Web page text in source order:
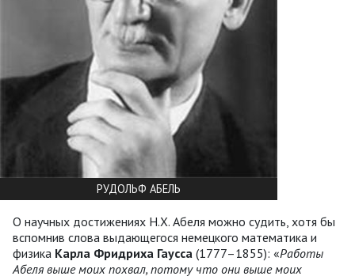
РУДОЛЬФ АБЕЛЬ
О научных достижениях Н.Х. Абеля можно судить, хотя бы
вспомнив слова выдающегося немецкого математика и
физика Карла Фридриха Гаусса (1777–1855): «Работы
Абеля выше моих похвал, потому что они выше моих